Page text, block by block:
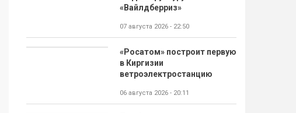
«Вайлдберриз»
07 августа 2026 - 22:50
«Росатом» построит первую
в Киргизии
ветроэлектростанцию
06 августа 2026 - 20:11